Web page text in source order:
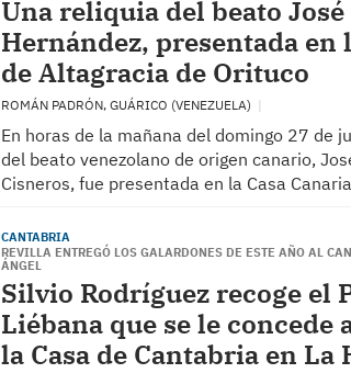
Una reliquia del beato
Hernández, presentada en
de Altagracia de Orituco
ROMÁN PADRÓN, GUÁRICO (VENEZUELA)
En horas de la mañana del domingo 27 de
del beato venezolano de origen canario,
Cisneros, fue presentada en la Casa
CANTABRIA
REVILLA ENTREGÓ LOS GALARDONES DE ESTE AÑO AL
ÁNGEL
Silvio Rodríguez recoge el
Liébana que se le concede
la Casa de Cantabria en La